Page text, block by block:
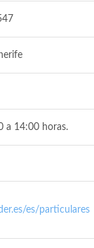
a 14:00 horas.
es/particulares